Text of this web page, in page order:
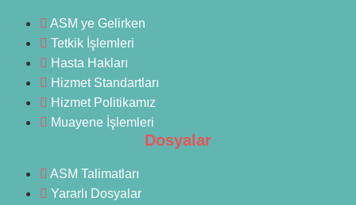
ASM ye Gelirken
Tetkik İşlemleri
Hasta Hakları
Hizmet Standartları
Hizmet Politikamız
Muayene İşlemleri
Dosyalar
ASM Talimatları
Yararlı Dosyalar